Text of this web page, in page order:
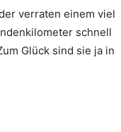
verraten einem viel
schnell
Glück sind sie ja in